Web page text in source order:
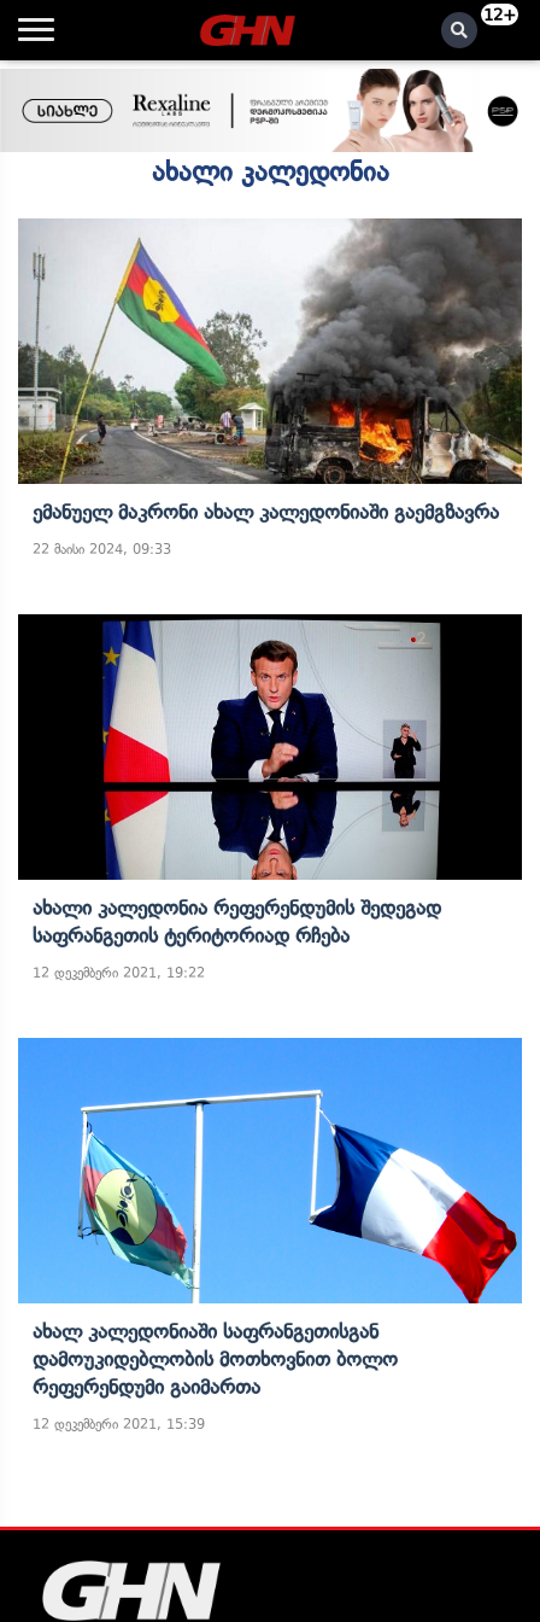
12+
ახალი კალედონია
Ემანუელ Მაკრონი Ახალ Კალედონიაში Გაემგზავრა
22 მაისი 2024, 09:33
Ახალი Კალედონია Რეფერენდუმის Შედეგად
Საფრანგეთის Ტერიტორიად Რჩება
12 დეკემბერი 2021, 19:22
Ახალ Კალედონიაში Საფრანგეთისგან
Დამოუკიდებლობის Მოთხოვნით Ბოლო
Რეფერენდუმი Გაიმართა
12 დეკემბერი 2021, 15:39